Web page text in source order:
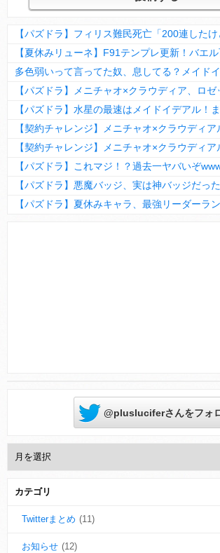
【パズドラ】フィリス難民死亡「200連したけ
【パズドラ】悪魔バッジ、実は神バッジだっ
@plusluciferさんをフォ
カテゴリ
Twitterまとめ (11)
お知らせ (12)